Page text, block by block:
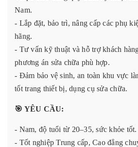
Nam.
- Lắp đặt, bảo trì, nâng cấp các phụ
hãng.
- Tư vấn kỹ thuật và hỗ trợ khách
phương án sửa chữa phù hợp.
- Đảm bảo vệ sinh, an toàn khu vực
tốt trang thiết bị, dụng cụ sửa chữa.
🎯 YÊU CẦU:
- Nam, độ tuổi từ 20–35, sức khỏe tốt.
- Tốt nghiệp Trung cấp, Cao đẳng